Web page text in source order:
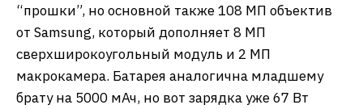
“прошки”, но основной также 108 МП объектив
от Samsung, который дополняет 8 МП
сверхширокоугольный модуль и 2 МП
макрокамера. Батарея аналогична младшему
брату на 5000 мАч, но вот зарядка уже 67 Вт